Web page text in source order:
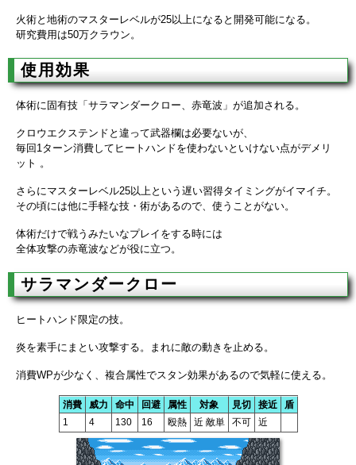
火術と地術のマスターレベルが25以上になると開発可能になる。
研究費用は50万クラウン。
使用効果
体術に固有技「サラマンダークロー、赤竜波」が追加される。
クロウエクステンドと違って武器欄は必要ないが、
毎回1ターン消費してヒートハンドを使わないといけない点がデメリ
ット 。
さらにマスターレベル25以上という遅い習得タイミングがイマイチ。
その頃には他に手軽な技・術があるので、使うことがない。
体術だけで戦うみたいなプレイをする時には
全体攻撃の赤竜波などが役に立つ。
サラマンダークロー
ヒートハンド限定の技。
炎を素手にまとい攻撃する。まれに敵の動きを止める。
消費WPが少なく、複合属性でスタン効果があるので気軽に使える。
消費 威力 命中 回避 属性 対象 見切 接近
盾
1
4 130 16 殴熱 近 敵単 不可 近